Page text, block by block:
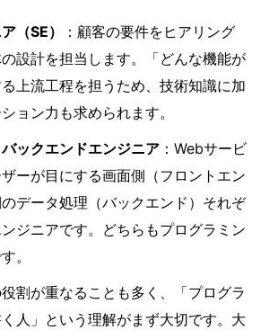
（SE）
：顧客の要件をヒアリング
設計を担当します。「どんな機能が
上流工程を担うため、技術知識に加
ョン力も求められます。
ックエンドエンジニア ：Webサービ
ーが目にする画面側（フロントエン
データ処理（バックエンド）それぞ
ジニアです。どちらもプログラミン
。
割が重なることも多く、「プログラ
人」という理解がまず大切です。大